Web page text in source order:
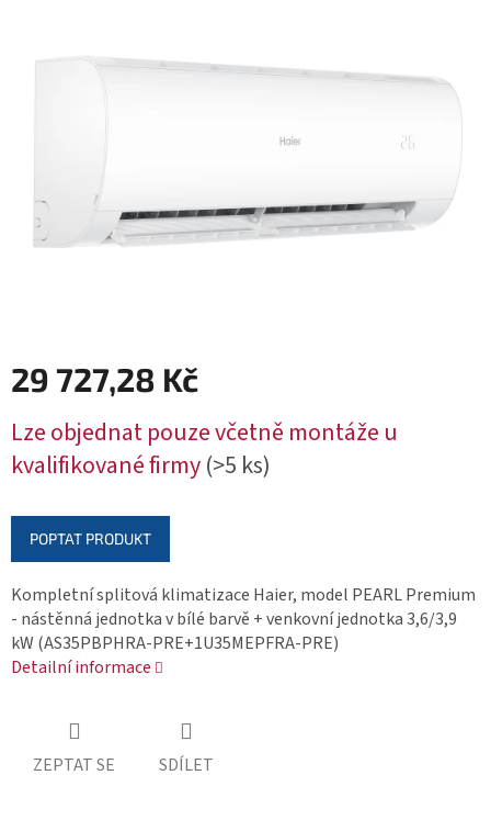
29 727,28 Kč
cena:
Lze objednat pouze včetně montáže u
kvalifikované firmy(>5 ks)
POPTAT PRODUKT
Kompletní splitová klimatizace Haier, model PEARL Premium
- nástěnná jednotka v bílé barvě + venkovní jednotka 3,6/3,9
kW (AS35PBPHRA-PRE+1U35MEPFRA-PRE)
Detailní informace
ZEPTAT SE SDÍLET